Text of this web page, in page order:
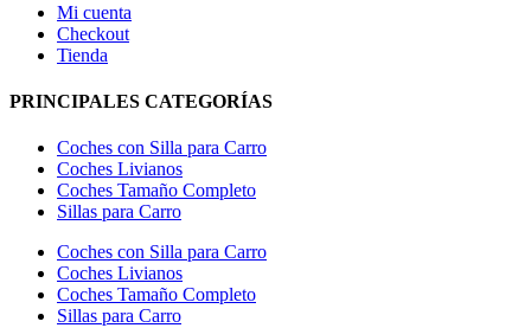
Mi cuenta
Checkout
Tienda
PRINCIPALES CATEGORÍAS
Coches con Silla para Carro
Coches Livianos
Coches Tamaño Completo
Sillas para Carro
Coches con Silla para Carro
Coches Livianos
Coches Tamaño Completo
Sillas para Carro